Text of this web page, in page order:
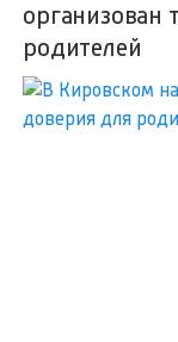
организован
родителей